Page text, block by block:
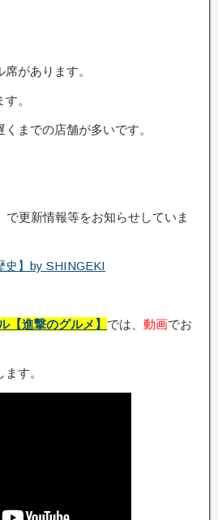
があります。
。
までの店舗が多いです。
で更新情報等をお知らせしていま
史】by SHINGEKI
進撃のグルメ】 では、 動画でお
す。